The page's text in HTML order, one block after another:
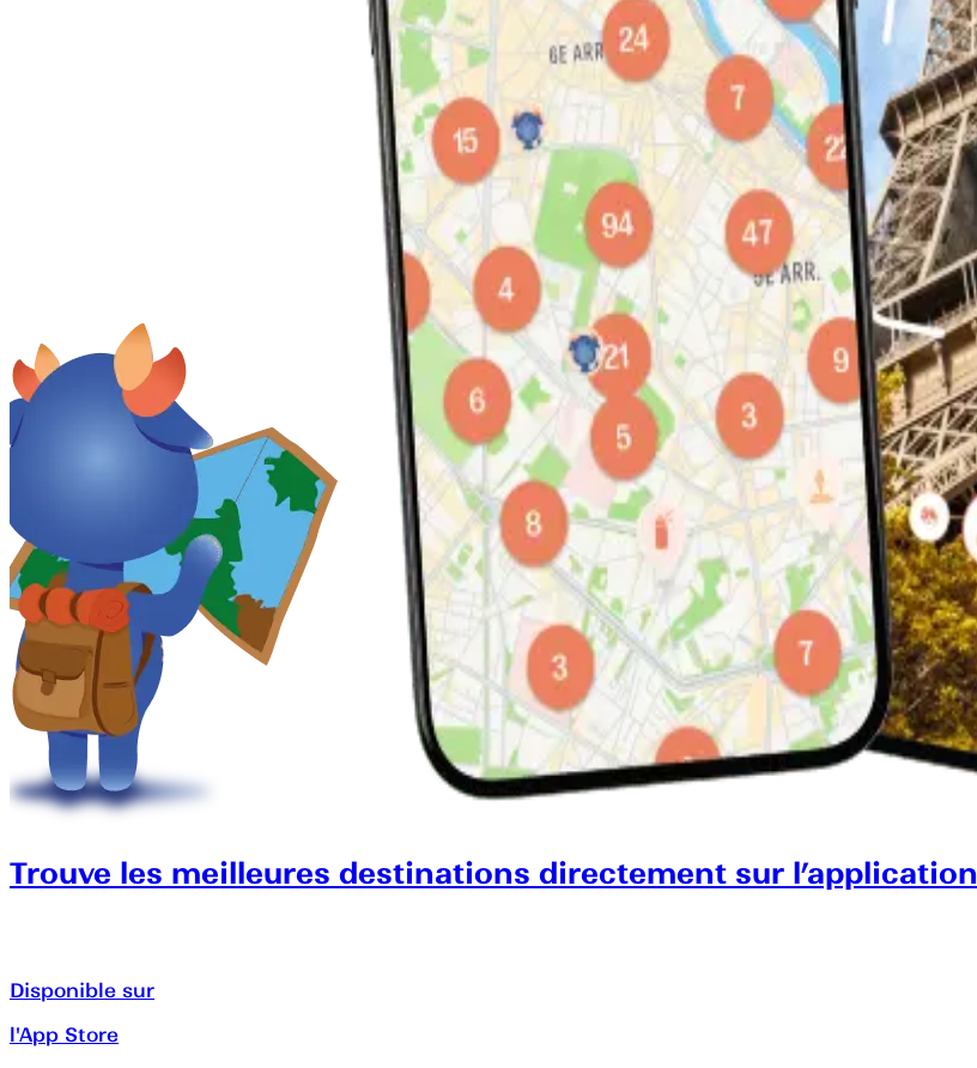
Trouve les meilleures destinations directement sur l’application
Disponible sur
l'App Store